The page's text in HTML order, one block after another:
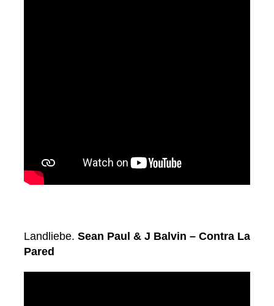
Landliebe. Sean Paul & J Balvin – Contra La
Pared